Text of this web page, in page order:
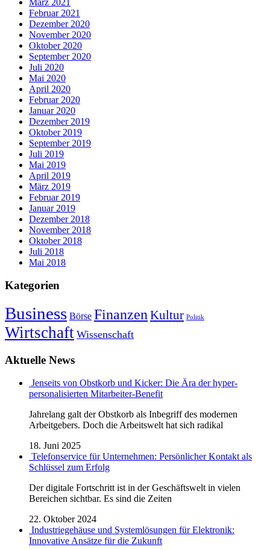
Februar 2021
Dezember 2020
November 2020
Oktober 2020
September 2020
Juli 2020
Mai 2020
April 2020
Februar 2020
Januar 2020
Dezember 2019
Oktober 2019
September 2019
Juli 2019
Mai 2019
April 2019
März 2019
Februar 2019
Januar 2019
Dezember 2018
November 2018
Oktober 2018
Juli 2018
Mai 2018
Kategorien
Business Börse Finanzen Kultur Politik
Wirtschaft Wissenschaft
Aktuelle News
Jenseits von Obstkorb und Kicker: Die Ära der hyper-
personalisierten Mitarbeiter-Benefit
Jahrelang galt der Obstkorb als Inbegriff des modernen
Arbeitgebers. Doch die Arbeitswelt hat sich radikal
18. Juni 2025
Telefonservice für Unternehmen: Persönlicher Kontakt als
Schlüssel zum Erfolg
Der digitale Fortschritt ist in der Geschäftswelt in vielen
Bereichen sichtbar. Es sind die Zeiten
22. Oktober 2024
Industriegehäuse und Systemlösungen für Elektronik:
Innovative Ansätze für die Zukunft